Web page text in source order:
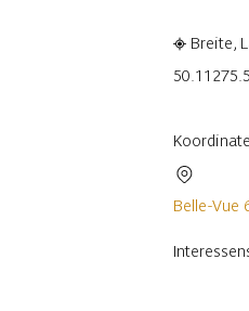
Breite,
50.1127
Belle-Vue